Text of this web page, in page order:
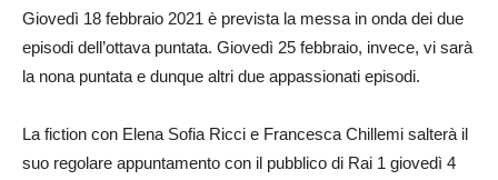
Giovedì 18 febbraio 2021 è prevista la messa in onda dei due
episodi dell’ottava puntata. Giovedì 25 febbraio, invece, vi sarà
la nona puntata e dunque altri due appassionati episodi.
La fiction con Elena Sofia Ricci e Francesca Chillemi salterà il
suo regolare appuntamento con il pubblico di Rai 1 giovedì 4